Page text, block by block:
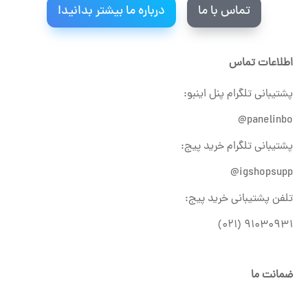
تماس با ما درباره ما بیشتر بدانید!
اطلاعات تماس
پشتیبانی تلگرام پنل اینبو:
panelinbo@
پشتیبانی تلگرام خرید پیج:
igshopsupp@
تلفن پشتیبانی خرید پیج:
۹۱۰۳۰۹۳۱ (۰۲۱)
ضمانت ما